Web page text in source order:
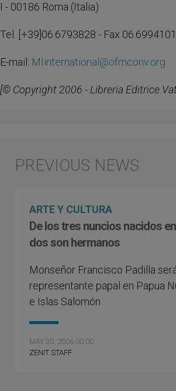
I - 00186 Roma (Italia)
Tel. [+39]06.6793828 - Fax
E-mail: MIinternational@ofmconv.org
[© Copyright 2006 - Libreria Editrice
ARTE Y CULTURA
De los tres nuncios nacidos
dos son hermanos
Monseñor Francisco Padilla
representante papal en Papua
e Islas Salomón
MAY 30, 2006 00:00
ZENIT STAFF